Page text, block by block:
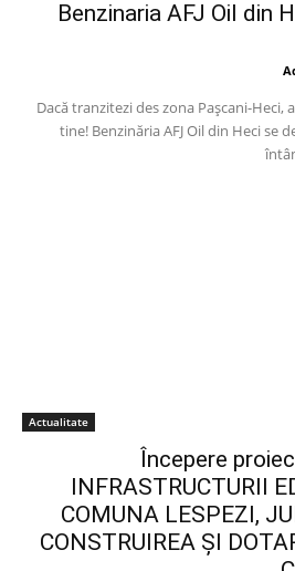
Benzinaria AFJ Oil din
Dacă tranzitezi des zona Pașcani-
tine! Benzinăria AFJ Oil din Heci se
Actualitate
Începere
INFRASTRUCTURII
COMUNA LESPEZI,
CONSTRUIREA ȘI